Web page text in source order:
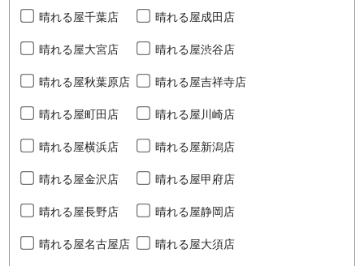
晴れる屋千葉店 晴れる屋成田店
晴れる屋大宮店 晴れる屋渋谷店
晴れる屋秋葉原店 晴れる屋吉祥寺店
晴れる屋町田店 晴れる屋川崎店
晴れる屋横浜店 晴れる屋新潟店
晴れる屋金沢店 晴れる屋甲府店
晴れる屋長野店 晴れる屋静岡店
晴れる屋名古屋店 晴れる屋大須店